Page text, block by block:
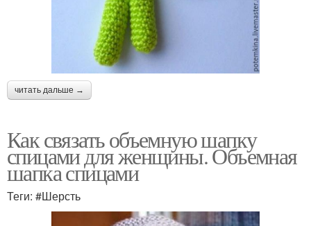
читать дальше →
Как связать объемную шапку
спицами для женщины. Объемная
шапка спицами
Теги: #Шерсть